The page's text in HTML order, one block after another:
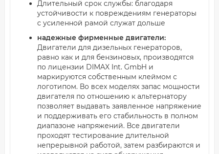
Длительный срок службы: благодаря
устойчивости к повреждениям генераторы
с усиленной рамой служат дольше
надежные фирменные двигатели:
Двигатели для дизельных генераторов,
равно как и для бензиновых, производятся
по лицензии DIMAX Int. GmbH и
маркируются собственным клеймом с
логотипом. Во всех моделях запас мощности
двигателя по отношению к альтернатору
позволяет выдавать заявленное напряжение
и поддерживать его стабильность в полном
диапазоне напряжений. Все двигатели
проходят тестирование длительной
непрерывной работой, затем разбираются и